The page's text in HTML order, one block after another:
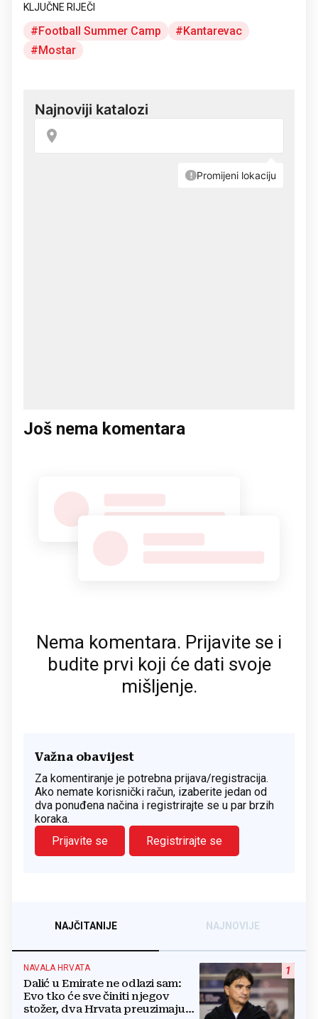
KLJUČNE RIJEČI
Football Summer Camp
Kantarevac
Mostar
Još nema komentara
Nema komentara. Prijavite se i
budite prvi koji će dati svoje
mišljenje.
Važna obavijest
Za komentiranje je potrebna prijava/registracija.
Ako nemate korisnički račun, izaberite jedan od
dva ponuđena načina i registrirajte se u par brzih
koraka.
Prijavite se
Registrirajte se
NAJČITANIJE NAJNOVIJE
1
NAVALA HRVATA
Dalić u Emirate ne odlazi sam:
Evo tko će sve činiti njegov
stožer, dva Hrvata preuzimaju